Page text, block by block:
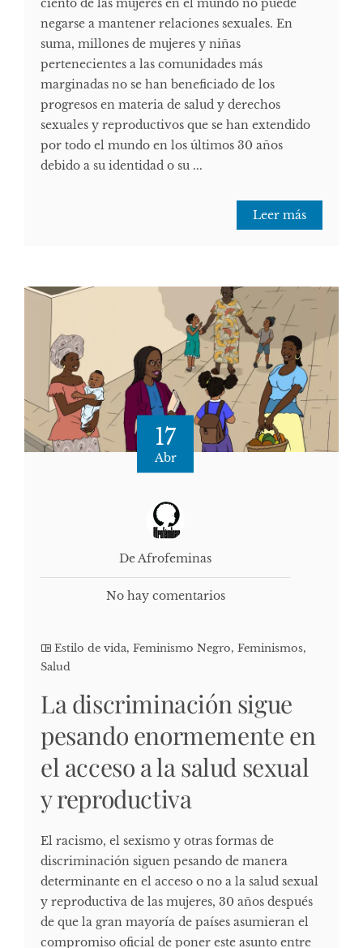
ciento de las mujeres en el mundo no puede
negarse a mantener relaciones sexuales. En
suma, millones de mujeres y niñas
pertenecientes a las comunidades más
marginadas no se han beneficiado de los
progresos en materia de salud y derechos
sexuales y reproductivos que se han extendido
por todo el mundo en los últimos 30 años
debido a su identidad o su ...
Leer más
17
Abr
De Afrofeminas
No hay comentarios
Estilo de vida, Feminismo Negro, Feminismos,
Salud
La discriminación sigue
pesando enormemente en
el acceso a la salud sexual
y reproductiva
El racismo, el sexismo y otras formas de
discriminación siguen pesando de manera
determinante en el acceso o no a la salud sexual
y reproductiva de las mujeres, 30 años después
de que la gran mayoría de países asumieran el
compromiso oficial de poner este asunto entre